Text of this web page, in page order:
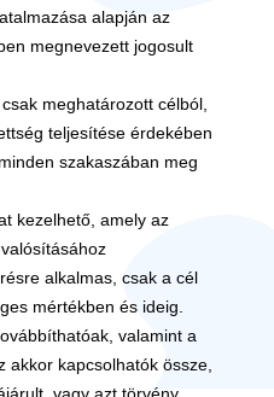
alapján az
megnevezett jogosult
meghatározott célból,
teljesítése érdekében
szakaszában meg
kezelhető, amely az
alkalmas, csak a cél
mértékben és ideig.
valamint a
akkor kapcsolhatók össze,